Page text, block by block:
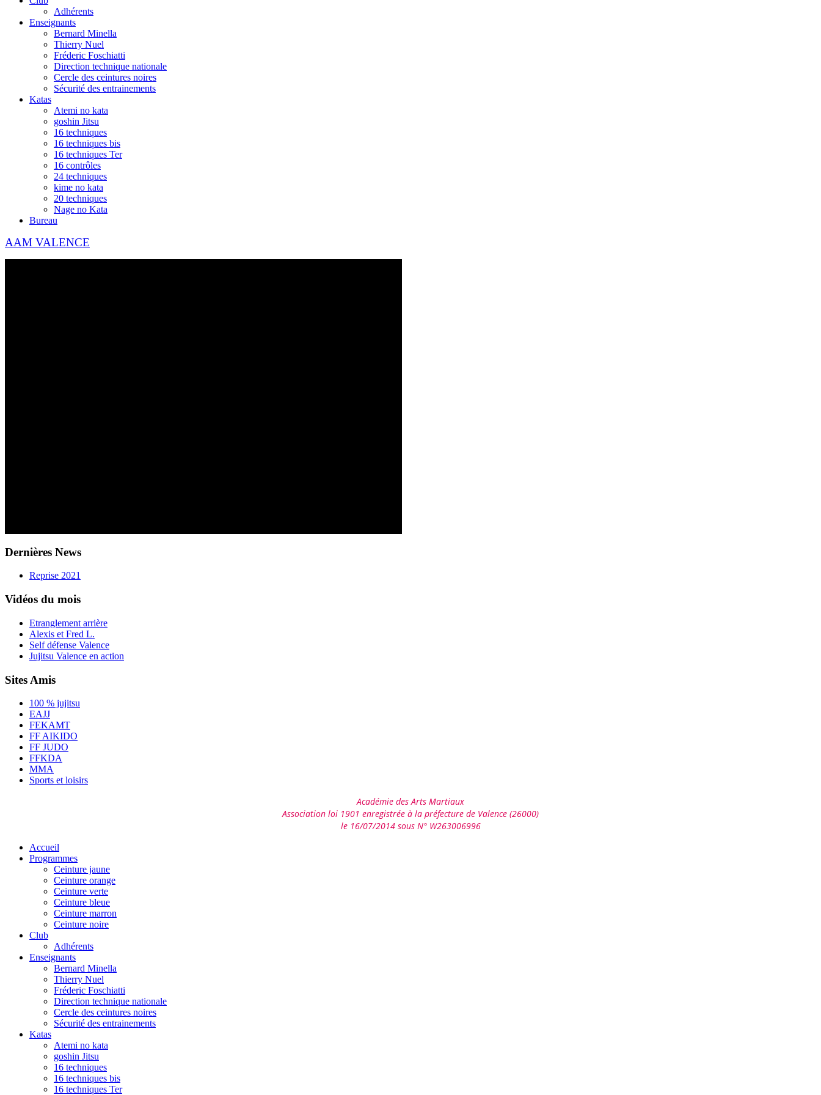
Adhérents
Enseignants
Bernard Minella
Thierry Nuel
Fréderic Foschiatti
Direction technique nationale
Cercle des ceintures noires
Sécurité des entrainements
Katas
Atemi no kata
goshin Jitsu
16 techniques
16 techniques bis
16 techniques Ter
16 contrôles
24 techniques
kime no kata
20 techniques
Nage no Kata
Bureau
AAM VALENCE
Dernières News
Reprise 2021
Vidéos du mois
Etranglement arrière
Alexis et Fred L.
Self défense Valence
Jujitsu Valence en action
Sites Amis
100 % jujitsu
EAJJ
FEKAMT
FF AIKIDO
FF JUDO
FFKDA
MMA
Sports et loisirs
Académie des Arts Martiaux
Association loi 1901 enregistrée à la préfecture de Valence (26000)
le 16/07/2014 sous N° W263006996
Accueil
Programmes
Ceinture jaune
Ceinture orange
Ceinture verte
Ceinture bleue
Ceinture marron
Ceinture noire
Club
Adhérents
Enseignants
Bernard Minella
Thierry Nuel
Fréderic Foschiatti
Direction technique nationale
Cercle des ceintures noires
Sécurité des entrainements
Katas
Atemi no kata
goshin Jitsu
16 techniques
16 techniques bis
16 techniques Ter